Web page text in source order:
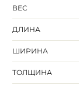
ВЕС
ДЛИНА
ШИРИНА
ТОЛЩИНА